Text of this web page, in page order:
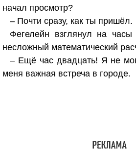
начал просмотр?
– Почти сразу, как ты пришёл.
Фегелейн взглянул на
несложный математический
– Ещё час двадцать! Я не
меня важная встреча в городе.